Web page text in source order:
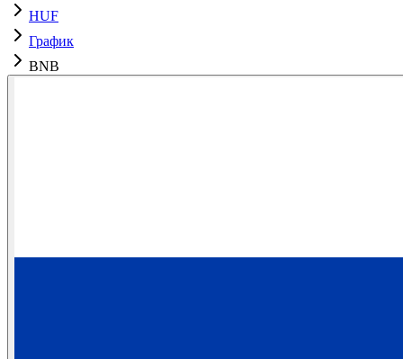
HUF
График
BNB